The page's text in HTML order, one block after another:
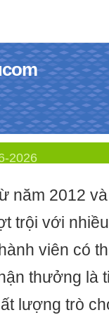
2026
năm 2012
trội với
viên có
thưởng là
lượng trò